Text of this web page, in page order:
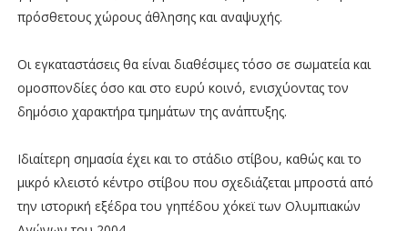
πρόσθετους χώρους άθλησης και αναψυχής.
Οι εγκαταστάσεις θα είναι διαθέσιμες τόσο σε σωματεία και
ομοσπονδίες όσο και στο ευρύ κοινό, ενισχύοντας τον
δημόσιο χαρακτήρα τμημάτων της ανάπτυξης.
Ιδιαίτερη σημασία έχει και το στάδιο στίβου, καθώς και το
μικρό κλειστό κέντρο στίβου που σχεδιάζεται μπροστά από
την ιστορική εξέδρα του γηπέδου χόκεϊ των Ολυμπιακών